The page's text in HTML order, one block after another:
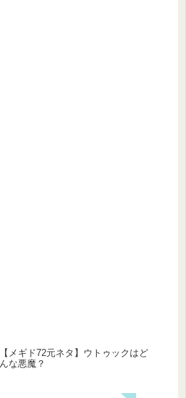
【メギド72元ネタ】ウトゥックはど
んな悪魔？